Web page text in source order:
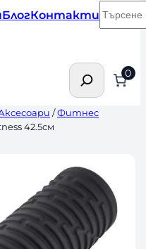
БлогКонтакти
Търсене 0
/Фитнес
42.5см